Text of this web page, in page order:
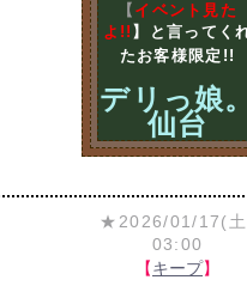
【 イベント見た
よ!! 】と言ってく
たお客様限定!!
デリっ娘
仙台
★2026/01/17(
03:00
【キープ】